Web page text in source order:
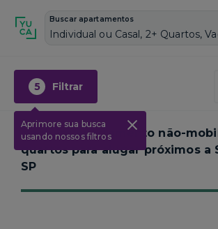
Buscar apartamentos
5 Filtrar
Aprimore sua busca
usando nossos filtros
Nenhum apartamento não-
quartos para alugar próximos a
SP